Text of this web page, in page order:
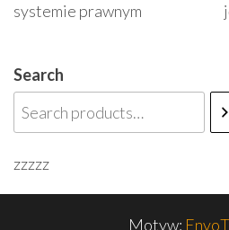
systemie prawnym
Search
zzzzz
Motyw: